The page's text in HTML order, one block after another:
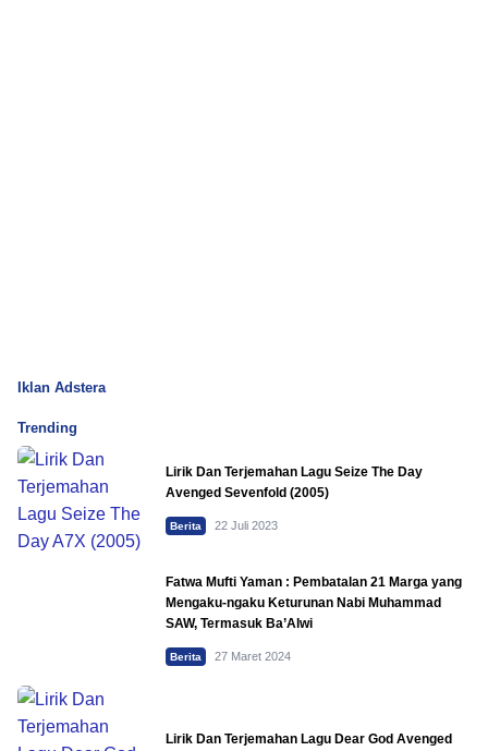
Iklan Adstera
Trending
Lirik Dan Terjemahan Lagu Seize The Day
Avenged Sevenfold (2005)
Berita 22 Juli 2023
Fatwa Mufti Yaman : Pembatalan 21 Marga yang
Mengaku-ngaku Keturunan Nabi Muhammad
SAW, Termasuk Ba’Alwi
Berita 27 Maret 2024
Lirik Dan Terjemahan Lagu Dear God Avenged